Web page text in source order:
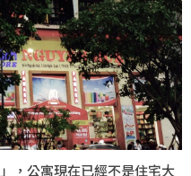
，公寓現在已經不是住宅大